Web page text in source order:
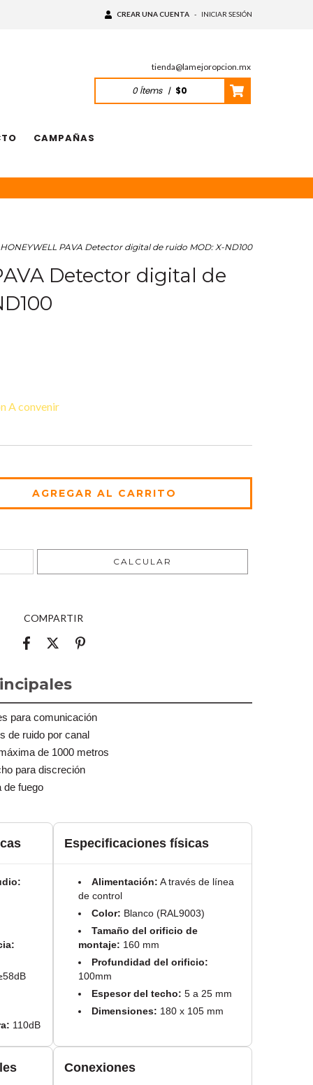
CREAR UNA CUENTA - INICIAR SESIÓN
tienda@lamejoropcion.mx
0Ítems | $0
CAMPAÑAS
HONEYWELL PAVA Detector digital de ruido MOD: X-ND100
Detector digital de
A convenir
CALCULAR
COMPARTIR
para comunicación
de ruido por canal
de 1000 metros
para discreción
de fuego
110dB
Especificaciones físicas
Alimentación: A través de línea
de control
Color: Blanco (RAL9003)
Tamaño del orificio de
montaje: 160 mm
Profundidad del orificio:
100mm
Espesor del techo: 5 a 25 mm
Dimensiones: 180 x 105 mm
Conexiones